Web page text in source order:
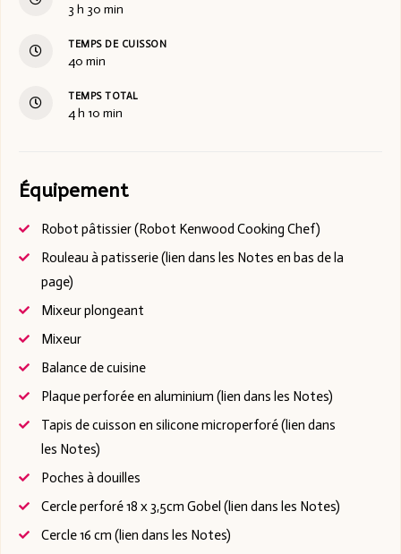
3 h 30 min
TEMPS DE CUISSON
40 min
TEMPS TOTAL
4h 10 min
Équipement
Robot pâtissier (Robot Kenwood Cooking Chef)
Rouleau à patisserie (lien dans les Notes en bas de la
page)
Mixeur plongeant
Mixeur
Balance de cuisine
Plaque perforée en aluminium (lien dans les Notes)
Tapis de cuisson en silicone microperforé (lien dans
les Notes)
Poches à douilles
Cercle perforé 18 x 3,5cm Gobel (lien dans les Notes)
Cercle 16 cm (lien dans les Notes)